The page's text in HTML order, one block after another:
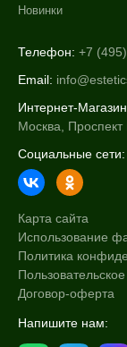
Новинки
Телефон: +7
Email:
Интернет-
Москва, Проспект
Социальные сети:
Карта сайта
Использование
Политика
Договор-оферта
Напишите нам: